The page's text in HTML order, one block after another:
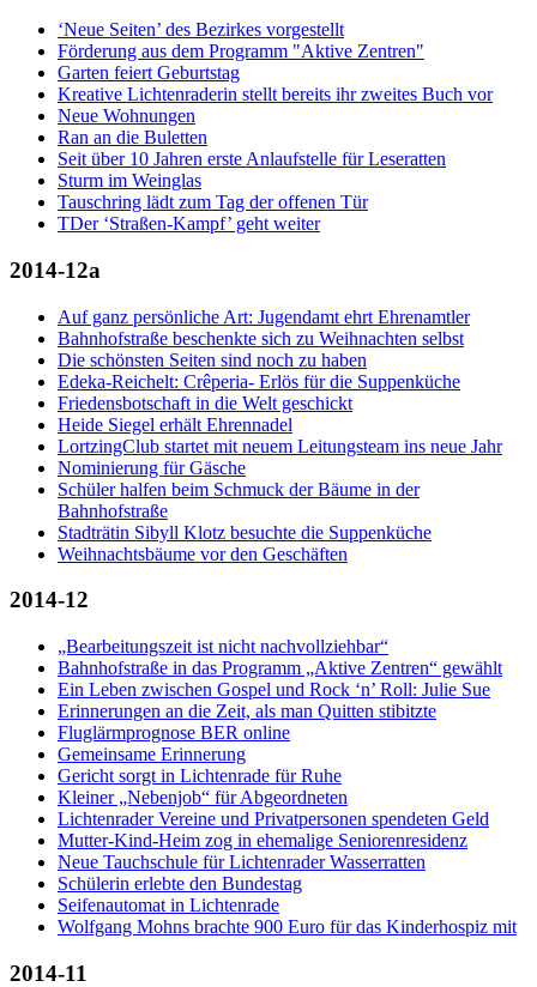
‘Neue Seiten’ des Bezirkes vorgestellt
Förderung aus dem Programm "Aktive Zentren"
Garten feiert Geburtstag
Kreative Lichtenraderin stellt bereits ihr zweites Buch vor
Neue Wohnungen
Ran an die Buletten
Seit über 10 Jahren erste Anlaufstelle für Leseratten
Sturm im Weinglas
Tauschring lädt zum Tag der offenen Tür
TDer ‘Straßen-Kampf’ geht weiter
2014-12a
Auf ganz persönliche Art: Jugendamt ehrt Ehrenamtler
Bahnhofstraße beschenkte sich zu Weihnachten selbst
Die schönsten Seiten sind noch zu haben
Edeka-Reichelt: Crêperia- Erlös für die Suppenküche
Friedensbotschaft in die Welt geschickt
Heide Siegel erhält Ehrennadel
LortzingClub startet mit neuem Leitungsteam ins neue Jahr
Nominierung für Gäsche
Schüler halfen beim Schmuck der Bäume in der
Bahnhofstraße
Stadträtin Sibyll Klotz besuchte die Suppenküche
Weihnachtsbäume vor den Geschäften
2014-12
„Bearbeitungszeit ist nicht nachvollziehbar“
Bahnhofstraße in das Programm „Aktive Zentren“ gewählt
Ein Leben zwischen Gospel und Rock ‘n’ Roll: Julie Sue
Erinnerungen an die Zeit, als man Quitten stibitzte
Fluglärmprognose BER online
Gemeinsame Erinnerung
Gericht sorgt in Lichtenrade für Ruhe
Kleiner „Nebenjob“ für Abgeordneten
Lichtenrader Vereine und Privatpersonen spendeten Geld
Mutter-Kind-Heim zog in ehemalige Seniorenresidenz
Neue Tauchschule für Lichtenrader Wasserratten
Schülerin erlebte den Bundestag
Seifenautomat in Lichtenrade
Wolfgang Mohns brachte 900 Euro für das Kinderhospiz mit
2014-11